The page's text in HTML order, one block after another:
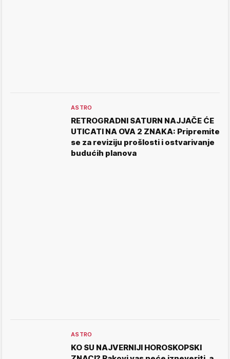
ASTRO
RETROGRADNI SATURN NAJJAČE ĆE
UTICATI NA OVA 2 ZNAKA: Pripremite
se za reviziju prošlosti i ostvarivanje
budućih planova
ASTRO
KO SU NAJVERNIJI HOROSKOPSKI